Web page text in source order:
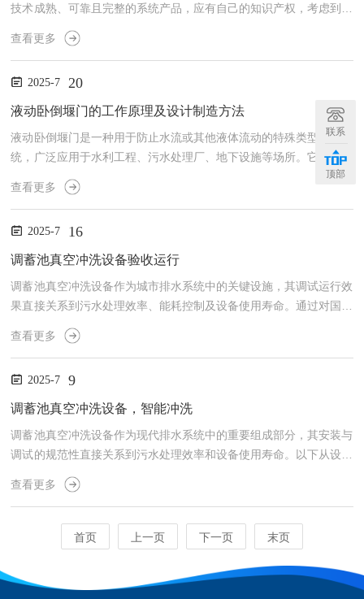
技术成熟、可靠且完整的系统产品，应有自己的知识产权，考虑到本
项目设备运行场所的水质条件存在腐蚀，因此要求一体式双作用隔膜
真空阀的核心部件—膜片（阀瓣）须全部为EPDM橡胶体。本项目10
≤3S（秒）的耗时内完成100%开到位/关到位，以实现真空室与大气
快速接通与阻断。一、供货清单名称规格型号单位数量备注真空冲洗
查看更多
2025-7 20
液动卧倒堰门的工作原理及设计制造方法
液动卧倒堰门是一种用于防止水流或其他液体流动的特殊类型门体系
统，广泛应用于水利工程、污水处理厂、地下设施等场所。它主要利
用液压驱动原理，在特定条件下自动开启或关闭，以确保水流的有效
隔离与控制。在防水、防洪、防止污染等方面具有重要作用，是现代
实现开关动作的门体设备。其主要功能是在防洪、隔水、流体控制等
方面发挥作用。卧倒堰门的门体通常设计为水平结构，开关操作由液
的...
查看更多
2025-7 16
调蓄池真空冲洗设备验收运行
调蓄池真空冲洗设备作为城市排水系统中的关键设施，其调试运行效
果直接关系到污水处理效率、能耗控制及设备使用寿命。通过对国内
多个项目案例的实测数据分析和运行经验总结，真空冲洗系统的调试
需重点关注气密性测试、真空度稳定性、冲洗周期优化三大核心环
标上。一、气密性调试：系统稳定运行的基础在合肥某调蓄池项目
中，调试团队采用氦质谱检漏仪对真空管道进行全段扫描，发现法兰
查看更多
2025-7 9
调蓄池真空冲洗设备，智能冲洗
调蓄池真空冲洗设备作为现代排水系统中的重要组成部分，其安装与
调试的规范性直接关系到污水处理效率和设备使用寿命。以下从设备
选型、安装流程、调试要点及常见问题处理等方面展开详细说明，结
合工程实践提供系统性指导。一、设备选型与前期准备1.参数匹配性
真空冲洗设备参数），需重点核对设计流量、真空度（通常要求≥0.0
8MPa）、冲洗强度（建议≥3L/s·m²）等核心指标是否与调蓄池容积
匹配。例如，对于容积超过5000m³的大型调...
查看更多
首页 上一页 下一页 末页
联系
顶部